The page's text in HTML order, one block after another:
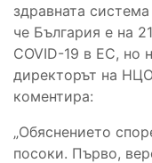
здравната
че България е на
COVID-19 в ЕС, но
директорът на
коментира:
„Обяснението
посоки. Първо,